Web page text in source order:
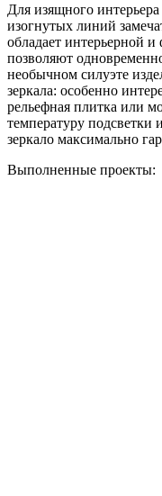
Для изящного
изогнутых линий
обладает интерьерной
позволяют
необычном силуэте
зеркала: особенно
рельефная плитка или
температуру подсветки
зеркало максимально
Выполненные проекты: